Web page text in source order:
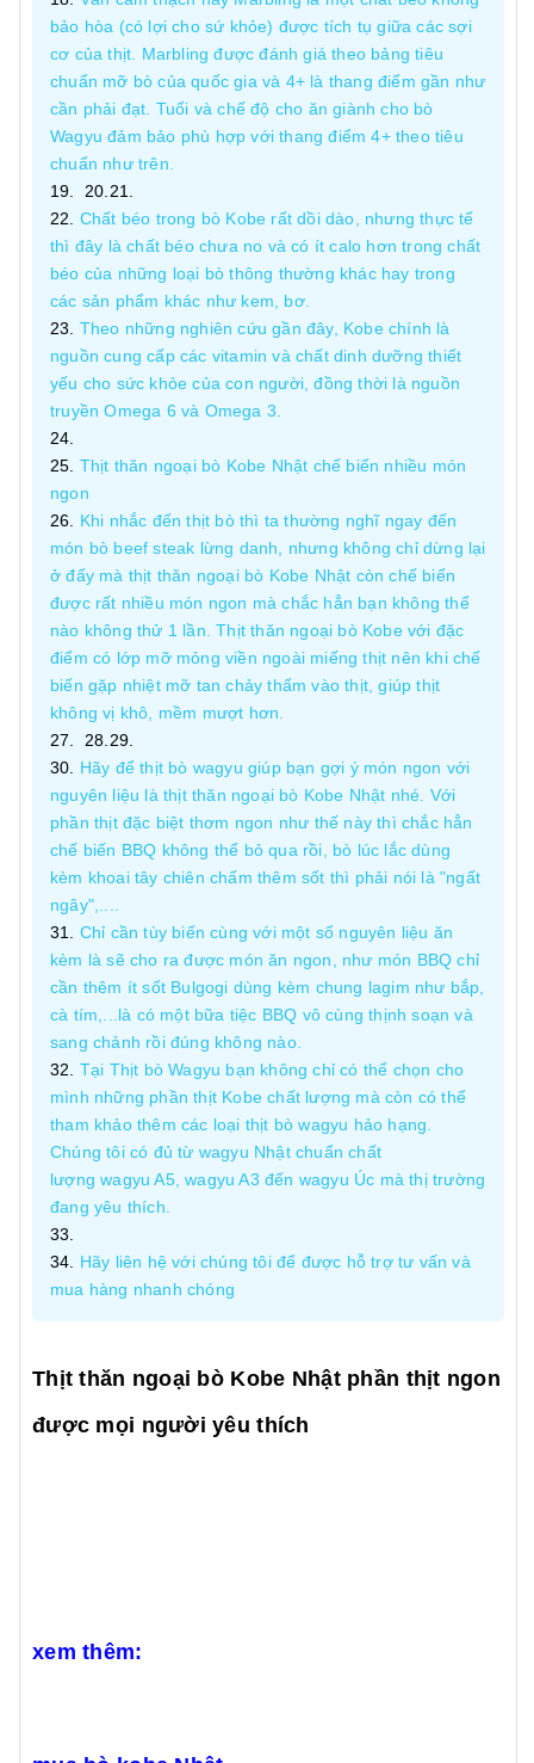
bảo hòa (có lợi cho sứ khỏe) được tích tụ giữa các sợi
cơ của thịt. Marbling được đánh giá theo bảng tiêu
chuẩn mỡ bò của quốc gia và 4+ là thang điểm gần như
cần phải đạt. Tuổi và chế độ cho ăn giành cho bò
Wagyu đảm bảo phù hợp với thang điểm 4+ theo tiêu
chuẩn như trên.
Chất béo trong bò Kobe rất dồi dào, nhưng thực tế
thì đây là chất béo chưa no và có ít calo hơn trong chất
béo của những loại bò thông thường khác hay trong
các sản phẩm khác như kem, bơ.
Theo những nghiên cứu gần đây, Kobe chính là
nguồn cung cấp các vitamin và chất dinh dưỡng thiết
yếu cho sức khỏe của con người, đồng thời là nguồn
truyền Omega 6 và Omega 3.
Thịt thăn ngoại bò Kobe Nhật chế biến nhiều món
ngon
Khi nhắc đến thịt bò thì ta thường nghĩ ngay đến
món bò beef steak lừng danh, nhưng không chỉ dừng lại
ở đấy mà thịt thăn ngoại bò Kobe Nhật còn chế biến
được rất nhiều món ngon mà chắc hẳn bạn không thể
nào không thử 1 lần. Thịt thăn ngoại bò Kobe với đặc
điểm có lớp mỡ mỏng viền ngoài miếng thịt nên khi chế
biến gặp nhiệt mỡ tan chảy thấm vào thịt, giúp thịt
không vị khô, mềm mượt hơn.
Hãy để thịt bò wagyu giúp bạn gợi ý món ngon với
nguyên liệu là thịt thăn ngoại bò Kobe Nhật nhé. Với
phần thịt đặc biệt thơm ngon như thế này thì chắc hẳn
chế biến BBQ không thể bỏ qua rồi, bò lúc lắc dùng
kèm khoai tây chiên chấm thêm sốt thì phải nói là "ngất
ngây",....
Chỉ cần tùy biến cùng với một số nguyên liệu ăn
kèm là sẽ cho ra được món ăn ngon, như món BBQ chỉ
cần thêm ít sốt Bulgogi dùng kèm chung lagim như bắp,
cà tím,...là có một bữa tiệc BBQ vô cùng thịnh soạn và
sang chảnh rồi đúng không nào.
Tại Thịt bò Wagyu bạn không chỉ có thể chọn cho
mình những phần thịt Kobe chất lượng mà còn có thể
tham khảo thêm các loại thịt bò wagyu hảo hạng.
Chúng tôi có đủ từ wagyu Nhật chuẩn chất
lượng wagyu A5, wagyu A3 đến wagyu Úc mà thị trường
đang yêu thích.
Hãy liên hệ với chúng tôi để được hỗ trợ tư vấn và
mua hàng nhanh chóng
Thịt thăn ngoại bò Kobe Nhật phần thịt ngon
được mọi người yêu thích
xem thêm: